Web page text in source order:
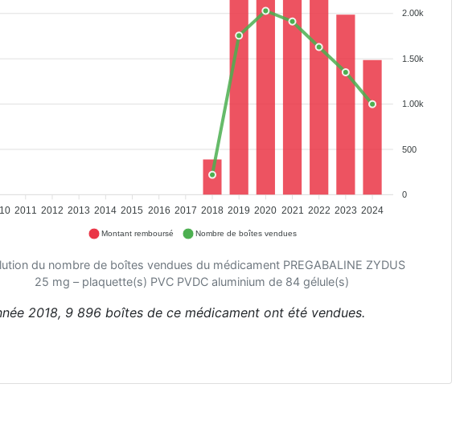
2011 2012 2013 2014 2015 2016 2017 2018 2019 2020 2021 2022 2023 2024
2.00k
1.50k
1.00k
500
0
Montant remboursé Nombre de boîtes vendues
du nombre de boîtes vendues du médicament PREGABALINE ZYDUS
25 mg – plaquette(s) PVC PVDC aluminium de 84 gélule(s)
2018, 9 896 boîtes de ce médicament ont été vendues.